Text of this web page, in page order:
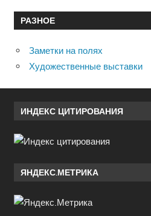
РАЗНОЕ
Заметки на полях
Художественные выставки
ИНДЕКС ЦИТИРОВАНИЯ
ЯНДЕКС.МЕТРИКА